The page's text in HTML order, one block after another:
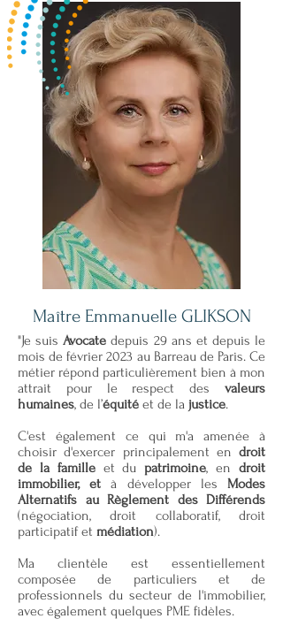
Maître Emmanuelle GLIKSON
"Je suisAvocatedepuis 29 ans et depuis le
mois de février 2023 au Barreau de Paris. Ce
métier répond particulièrement bien à mon
attrait pour le respect des valeurs
humaines, de l’équité et de la justice.
C'est également ce qui m'a amenée à
choisir d'exercer principalement en droit
de la familleet du patrimoine, endroit
immobilier, età développer lesModes
Alternatifs au Règlement des Différends
(négociation, droit collaboratif, droit
participatif et médiation).
Ma clientèle est essentiellement
composée de particuliers et de
professionnels du secteur de l'immobilier,
avec également quelques PME fidèles.